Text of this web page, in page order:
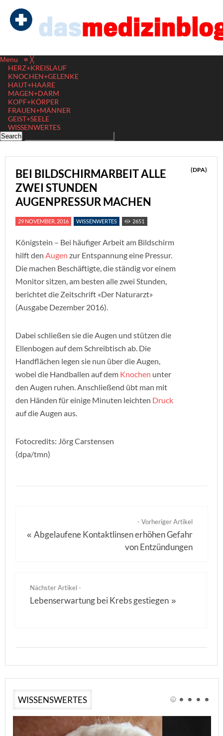
Menu ≡ ╳
HERZ+KREISLAUF
KNOCHEN+GELENKE
HAUT+HAARE
MAGEN+DARM
KOPF+KÖRPER
FRAUEN+MÄNNER
GEIST+SEELE
WISSENWERTES
BEI BILDSCHIRMARBEIT ALLE
ZWEI STUNDEN
AUGENPRESSUR MACHEN
(DPA)
29 NOVEMBER, 2016 WISSENWERTES 2651
Königstein – Bei häufiger Arbeit am Bildschirm
hilft den Augen zur Entspannung eine Pressur.
Die machen Beschäftigte, die ständig vor einem
Monitor sitzen, am besten alle zwei Stunden,
berichtet die Zeitschrift «Der Naturarzt»
(Ausgabe Dezember 2016).
Dabei schließen sie die Augen und stützen die
Ellenbogen auf dem Schreibtisch ab. Die
Handflächen legen sie nun über die Augen,
wobei die Handballen auf dem Knochen unter
den Augen ruhen. Anschließend übt man mit
den Händen für einige Minuten leichten Druck
auf die Augen aus.
Fotocredits: Jörg Carstensen
(dpa/tmn)
- Vorheriger Artikel
«Abgelaufene Kontaktlinsen erhöhen Gefahr
von Entzündungen
Nächster Artikel -
Lebenserwartung bei Krebs gestiegen »
WISSENSWERTES